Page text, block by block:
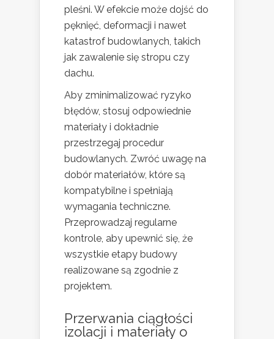
pleśni. W efekcie może dojść do
pęknięć, deformacji i nawet
katastrof budowlanych, takich
jak zawalenie się stropu czy
dachu.
Aby zminimalizować ryzyko
błędów, stosuj odpowiednie
materiały i dokładnie
przestrzegaj procedur
budowlanych. Zwróć uwagę na
dobór materiałów, które są
kompatybilne i spełniają
wymagania techniczne.
Przeprowadzaj regularne
kontrole, aby upewnić się, że
wszystkie etapy budowy
realizowane są zgodnie z
projektem.
Przerwania ciągłości
izolacji i materiały o